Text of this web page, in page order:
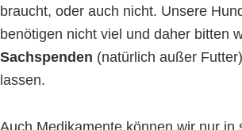
braucht, oder auch nicht. Unsere
benötigen nicht viel und daher bitten
Sachspenden (natürlich außer
lassen.
Auch Medikamente können wir nur in